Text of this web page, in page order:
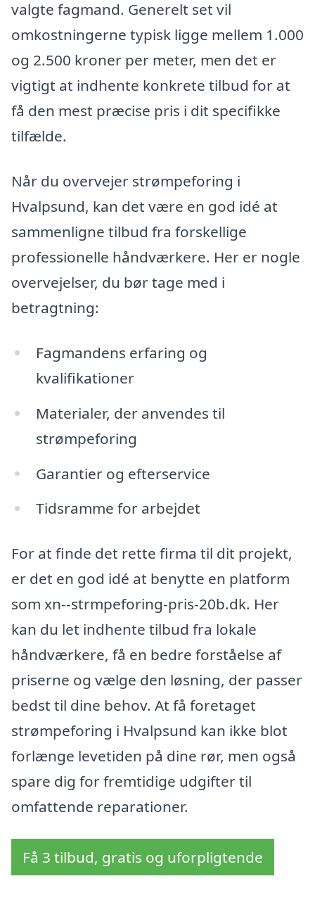
valgte fagmand. Generelt set vil
omkostningerne typisk ligge mellem 1.000
og 2.500 kroner per meter, men det er
vigtigt at indhente konkrete tilbud for at
få den mest præcise pris i dit specifikke
tilfælde.
Når du overvejer strømpeforing i
Hvalpsund, kan det være en god idé at
sammenligne tilbud fra forskellige
professionelle håndværkere. Her er nogle
overvejelser, du bør tage med i
betragtning:
Fagmandens erfaring og
kvalifikationer
Materialer, der anvendes til
strømpeforing
Garantier og efterservice
Tidsramme for arbejdet
For at finde det rette firma til dit projekt,
er det en god idé at benytte en platform
som xn--strmpeforing-pris-20b.dk. Her
kan du let indhente tilbud fra lokale
håndværkere, få en bedre forståelse af
priserne og vælge den løsning, der passer
bedst til dine behov. At få foretaget
strømpeforing i Hvalpsund kan ikke blot
forlænge levetiden på dine rør, men også
spare dig for fremtidige udgifter til
omfattende reparationer.
Få 3 tilbud, gratis og uforpligtende